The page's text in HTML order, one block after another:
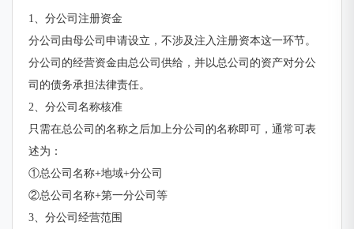
1、分公司注册资金
分公司由母公司申请设立，不涉及注入注册资本这一环节。
分公司的经营资金由总公司供给，并以总公司的资产对分公
司的债务承担法律责任。
2、分公司名称核准
只需在总公司的名称之后加上分公司的名称即可，通常可表
述为：
①总公司名称+地域+分公司
②总公司名称+第一分公司等
3、分公司经营范围